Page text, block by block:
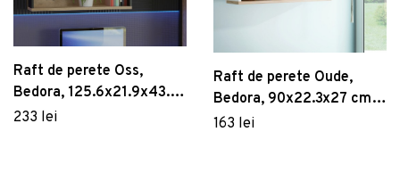
Raft de perete Oss,
Bedora, 125.6x21.9x43.2
cm, PAL, stejar/negru
233 lei
Raft de perete Oude,
Bedora, 90x22.3x27 cm,
PAL, alb/stejar
163 lei